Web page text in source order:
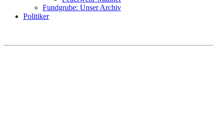
Fundgrube: Unser Archiv
Politiker